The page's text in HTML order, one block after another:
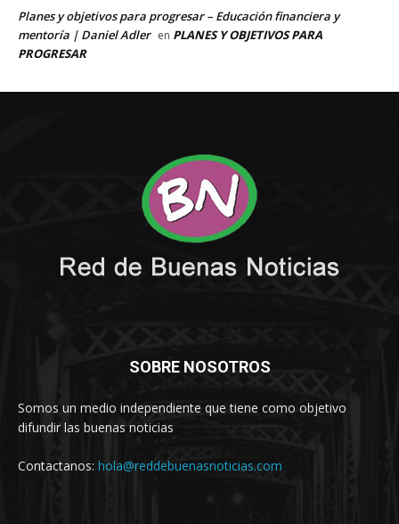
SOBRE NOSOTROS
Somos un medio independiente que tiene como objetivo
difundir las buenas noticias
Contactanos: hola@reddebuenasnoticias.com